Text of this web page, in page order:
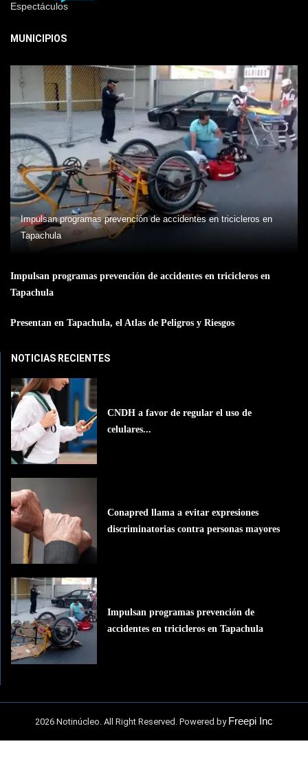
Espectáculos
MUNICIPIOS
Impulsan programas prevención de accidentes en tricicleros en
Tapachula
Impulsan programas prevención de accidentes en tricicleros en
Tapachula
Presentan en Tapachula, el Atlas de Peligros y Riesgos
NOTICIAS RECIENTES
CNDH a favor de regular el uso de
celulares...
Conapred llama a evitar expresiones
discriminatorias contra personas mayores
Impulsan programas prevención de
accidentes en tricicleros en Tapachula
2026 Notinúcleo. All Right Reserved. Powered by Freepi Inc